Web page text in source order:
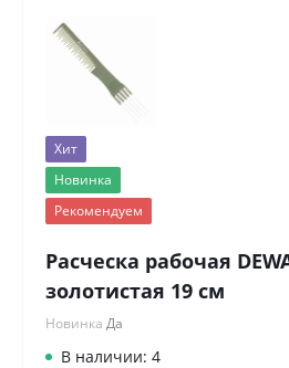
Хит
Новинка
Рекомендуем
Расческа рабочая
золотистая 19 см
Новинка Да
В наличии: 4